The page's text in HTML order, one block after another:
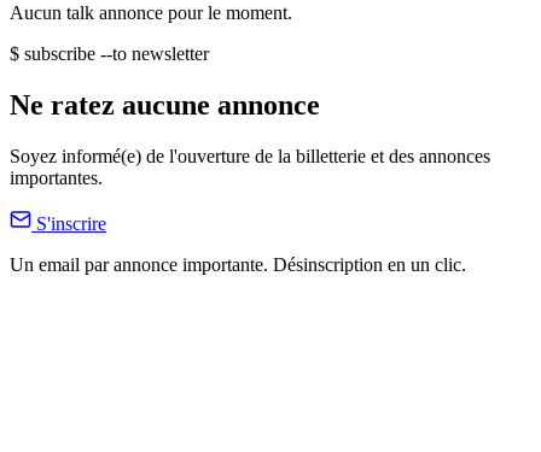
Aucun talk annonce pour le moment.
$ subscribe --to newsletter
Ne ratez aucune annonce
Soyez informé(e) de l'ouverture de la billetterie et des annonces
importantes.
S'inscrire
Un email par annonce importante. Désinscription en un clic.